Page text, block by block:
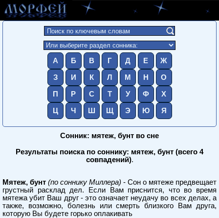
А Б В Г Д Е Ж
З И К Л М Н О
П Р С Т У Ф Х
Ц Ч Ш Щ Э Ю Я
Сонник: мятеж, бунт во сне
Результаты поиска по соннику: мятеж, бунт (всего 4
совпадений).
Мятеж, бунт (по соннику Миллера) - Сон о мятеже предвещает
грустный расклад дел. Если Вам приснится, что во время
мятежа убит Ваш друг - это означает неудачу во всех делах, а
также, возможно, болезнь или смерть близкого Вам друга,
которую Вы будете горько оплакивать